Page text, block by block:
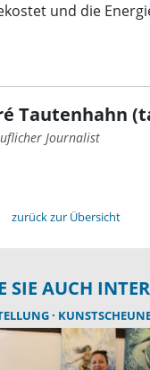
und die
Tautenhahn
Journalist
zurück zur Übersicht
SIE AUCH